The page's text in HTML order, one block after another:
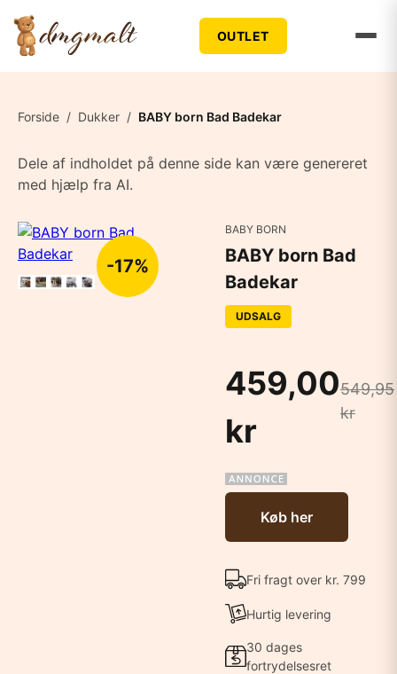
OUTLET
Forside / Dukker / BABY born Bad Badekar
Dele af indholdet på denne side kan være genereret
med hjælp fra AI.
-17%
BABY BORN
BABY born Bad
Badekar
UDSALG
459,00
kr
549,95
kr
Køb her
Fri fragt over kr. 799
Hurtig levering
30 dages
fortrydelsesret